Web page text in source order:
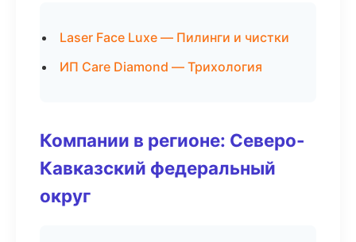
Laser Face Luxe — Пилинги и чистки
ИП Care Diamond — Трихология
Компании в регионе: Северо-
Кавказский федеральный
округ